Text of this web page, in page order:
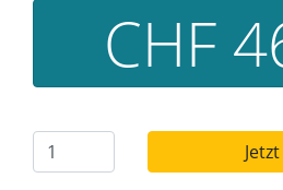
CHF